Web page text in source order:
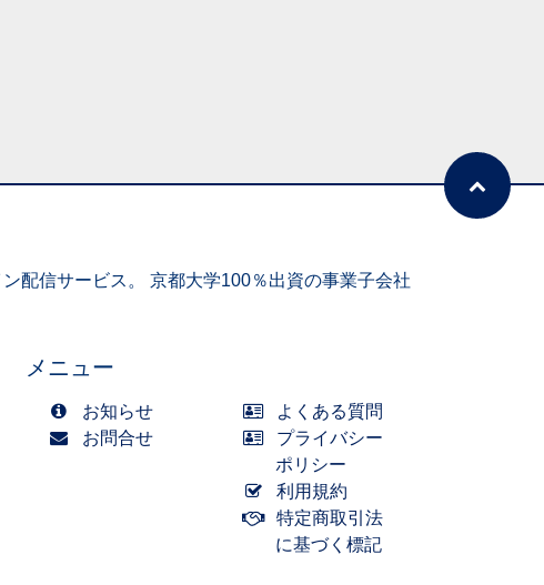
配信サービス。 京都大学100％出資の事業子会社
メニュー
お知らせ
お問合せ
よくある質問
プライバシー
ポリシー
利用規約
特定商取引法
に基づく標記